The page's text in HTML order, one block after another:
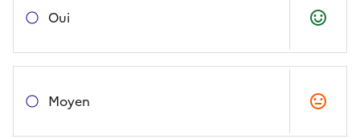
Oui
Moyen